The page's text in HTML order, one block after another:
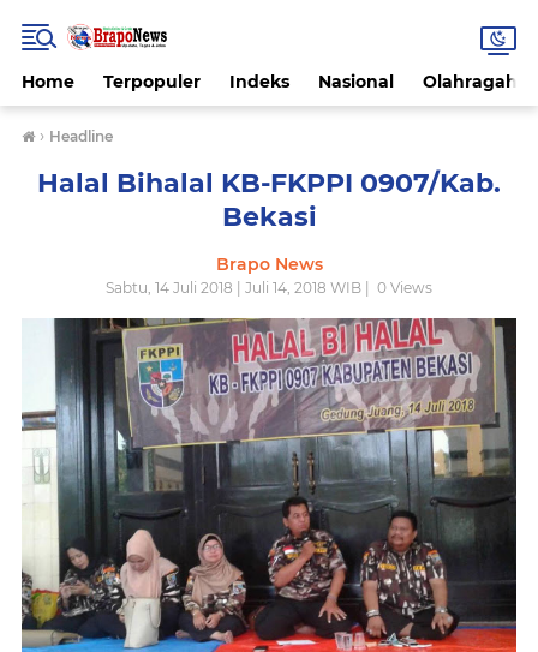
Home Terpopuler Indeks Nasional Olahragah
› Headline
Halal Bihalal KB-FKPPI 0907/Kab.
Bekasi
Brapo News
Sabtu, 14 Juli 2018 | Juli 14, 2018 WIB | 0 Views